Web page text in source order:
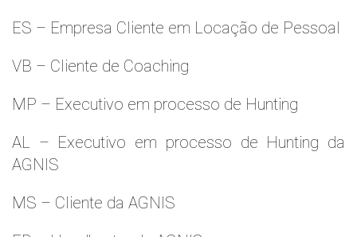
ES – Empresa Cliente em Locação de Pessoal
VB – Cliente de Coaching
MP – Executivo em processo de Hunting
AL – Executivo em processo de Hunting da
AGNIS
MS – Cliente da AGNIS